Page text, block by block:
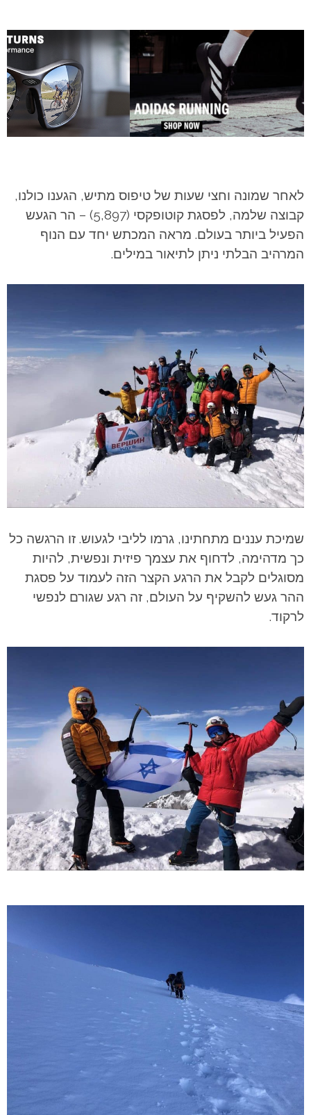
לאחר שמונה וחצי שעות של טיפוס מתיש, הגענו כולנו,
קבוצה שלמה, לפסגת קוטופקסי (5,897) – הר הגעש
הפעיל ביותר בעולם. מראה המכתש יחד עם הנוף
המרהיב הבלתי ניתן לתיאור במילים.
שמיכת עננים מתחתינו, גרמו לליבי לגעוש. זו הרגשה כל
כך מדהימה, לדחוף את עצמך פיזית ונפשית, להיות
מסוגלים לקבל את הרגע הקצר הזה לעמוד על פסגת
ההר געש להשקיף על העולם, זה רגע שגורם לנפשי
לרקוד.